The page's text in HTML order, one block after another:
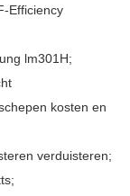
Efficiency
lm301H;
kosten en
verduisteren;